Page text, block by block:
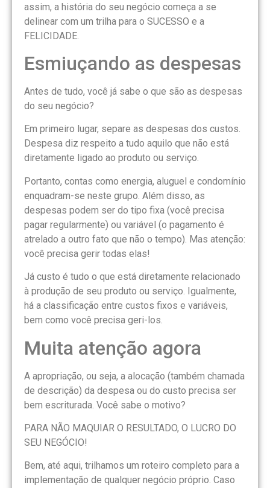
assim, a história do seu negócio começa a se
delinear com um trilha para o SUCESSO e a
FELICIDADE.
Esmiuçando as despesas
Antes de tudo, você já sabe o que são as despesas
do seu negócio?
Em primeiro lugar, separe as despesas dos custos.
Despesa diz respeito a tudo aquilo que não está
diretamente ligado ao produto ou serviço.
Portanto, contas como energia, aluguel e condomínio
enquadram-se neste grupo. Além disso, as
despesas podem ser do tipo fixa (você precisa
pagar regularmente) ou variável (o pagamento é
atrelado a outro fato que não o tempo). Mas atenção:
você precisa gerir todas elas!
Já custo é tudo o que está diretamente relacionado
à produção de seu produto ou serviço. Igualmente,
há a classificação entre custos fixos e variáveis,
bem como você precisa geri-los.
Muita atenção agora
A apropriação, ou seja, a alocação (também chamada
de descrição) da despesa ou do custo precisa ser
bem escriturada. Você sabe o motivo?
PARA NÃO MAQUIAR O RESULTADO, O LUCRO DO
SEU NEGÓCIO!
Bem, até aqui, trilhamos um roteiro completo para a
implementação de qualquer negócio próprio. Caso